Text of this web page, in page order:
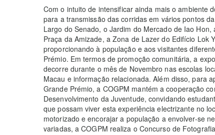
Com o intuito de intensificar ainda mais o ambiente
para a transmissão das corridas em vários pontos
Largo do Senado, o Jardim do Mercado de Iao
Praça da Amizade, a Zona de Lazer do Edifício Lok
proporcionando à população e aos visitantes
Prémio. Em termos de promoção comunitária, a
decorre durante o mês de Novembro nas escolas
Macau e informação relacionada. Além disso, para
Grande Prémio, a COGPM mantém a cooperação
Desenvolvimento da Juventude, convidando
que possam viver esta experiência electrizante no
motorizado e encorajar a população a envolver-se
variadas, a COGPM realiza o Concurso de